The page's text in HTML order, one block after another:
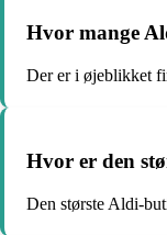
Hvor mange
Der er i øjeblikket
Hvor er den
Den største Aldi-